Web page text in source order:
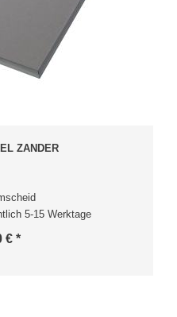
ZANDER
5-15 Werktage
€ *